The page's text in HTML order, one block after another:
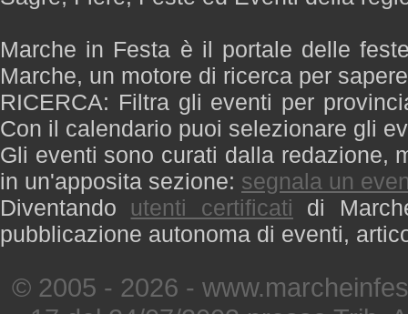
Marche in Festa è il portale delle
Marche, un motore di ricerca per
RICERCA: Filtra gli eventi per
Con il calendario puoi selezionare gli
Gli eventi sono curati dalla redazione,
in un'apposita sezione: segnala un
Diventando utenti certificati di
pubblicazione autonoma di eventi,
© 2005 - 2026 -